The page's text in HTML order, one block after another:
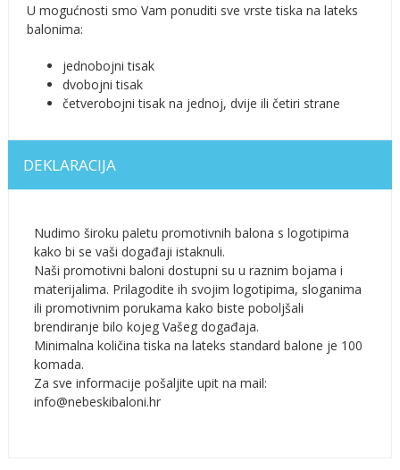
U mogućnosti smo Vam ponuditi sve vrste tiska na lateks
balonima:
jednobojni tisak
dvobojni tisak
četverobojni tisak na jednoj, dvije ili četiri strane
DEKLARACIJA
Nudimo široku paletu promotivnih balona s logotipima
kako bi se vaši događaji istaknuli.
Naši promotivni baloni dostupni su u raznim bojama i
materijalima. Prilagodite ih svojim logotipima, sloganima
ili promotivnim porukama kako biste poboljšali
brendiranje bilo kojeg Vašeg događaja.
Minimalna količina tiska na lateks standard balone je 100
komada.
Za sve informacije pošaljite upit na mail:
info@nebeskibaloni.hr